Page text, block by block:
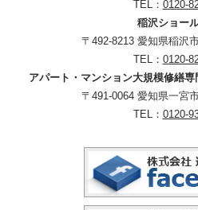
TEL： 0120-
稲沢ショー
〒492-8213 愛知県稲沢
TEL： 0120-
アパート・マンション大規模修繕
〒491-0064 愛知県一宮
TEL： 0120-